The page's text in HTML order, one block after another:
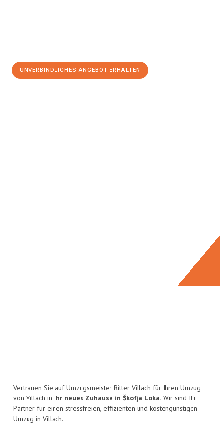
UNVERBINDLICHES ANGEBOT ERHALTEN
Vertrauen Sie auf Umzugsmeister Ritter Villach für Ihren Umzug
von Villach in Ihr neues Zuhause in Škofja Loka. Wir sind Ihr
Partner für einen stressfreien, effizienten und kostengünstigen
Umzug in Villach.